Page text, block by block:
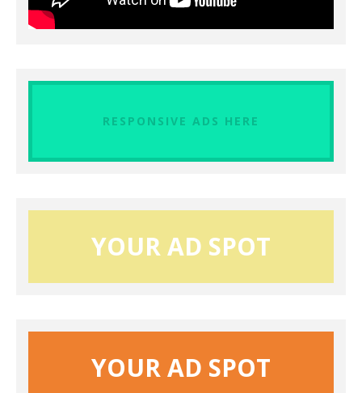
RESPONSIVE ADS HERE
YOUR AD SPOT
YOUR AD SPOT